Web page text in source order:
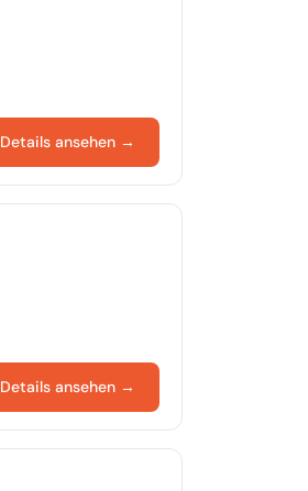
Details ansehen →
Details ansehen →